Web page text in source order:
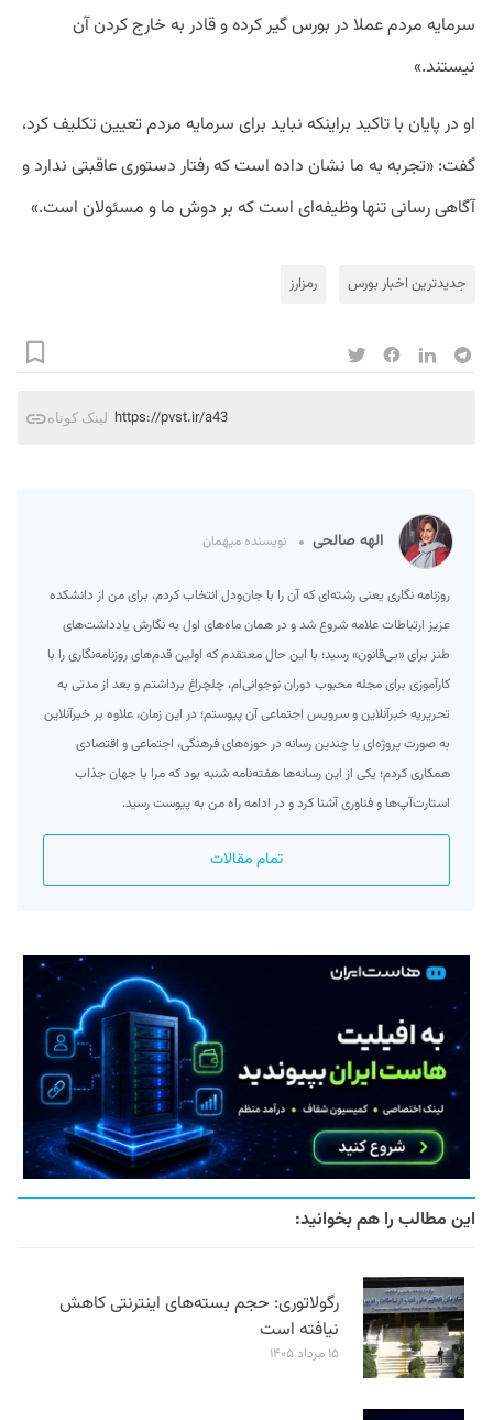
سرمایه مردم عملا در بورس گیر کرده و قادر به خارج کردن آن
نیستند.»
او در پایان با تاکید براینکه نباید برای سرمایه مردم تعیین تکلیف کرد،
گفت: «تجربه به ما نشان داده است که رفتار دستوری عاقبتی ندارد و
آگاهی رسانی تنها وظیفه‌ای است که بر دوش ما و مسئولان است.»
جدیدترین اخبار بورس رمزارز
لینک کوتاه https://pvst.ir/a43
الهه صالحی نویسنده میهمان
روزنامه نگاری یعنی رشته‌ای که آن را با جان‌ودل انتخاب کردم، برای من از دانشکده
عزیز ارتباطات علامه شروع شد و در همان ماه‌های اول به نگارش یادداشت‌های
طنز برای «بی‌قانون» رسید؛ با این حال معتقدم که اولین قدم‌های روزنامه‌نگاری را با
کارآموزی برای مجله محبوب دوران نوجوانی‌ام، چلچراغ برداشتم و بعد از مدتی به
تحریریه خبرآنلاین و سرویس اجتماعی آن پیوستم؛ در این زمان، علاوه بر خبرآنلاین
به صورت پروژه‌ای با چندین رسانه در حوزه‌های فرهنگی، اجتماعی و اقتصادی
همکاری کردم؛ یکی از این رسانه‌ها هفته‌نامه شنبه بود که مرا با جهان جذاب
استارت‌آپ‌ها و فناوری آشنا کرد و در ادامه راه من به پیوست رسید.
تمام مقالات
این مطالب را هم بخوانید:
رگولاتوری: حجم بسته‌های اینترنتی کاهش
نیافته است
۱۵ مرداد ۱۴۰۵